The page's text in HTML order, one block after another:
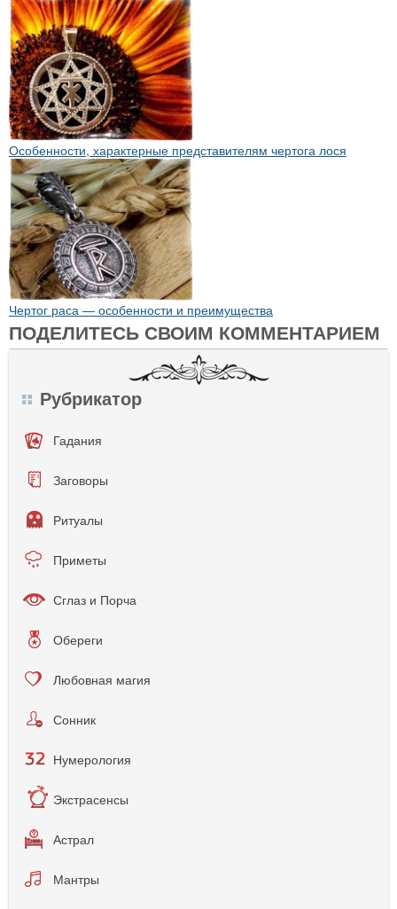
Особенности, характерные представителям чертога лося
Чертог раса — особенности и преимущества
ПОДЕЛИТЕСЬ СВОИМ КОММЕНТАРИЕМ
Рубрикатор
Гадания
Заговоры
Ритуалы
Приметы
Сглаз и Порча
Обереги
Любовная магия
Сонник
Нумерология
Экстрасенсы
Астрал
Мантры